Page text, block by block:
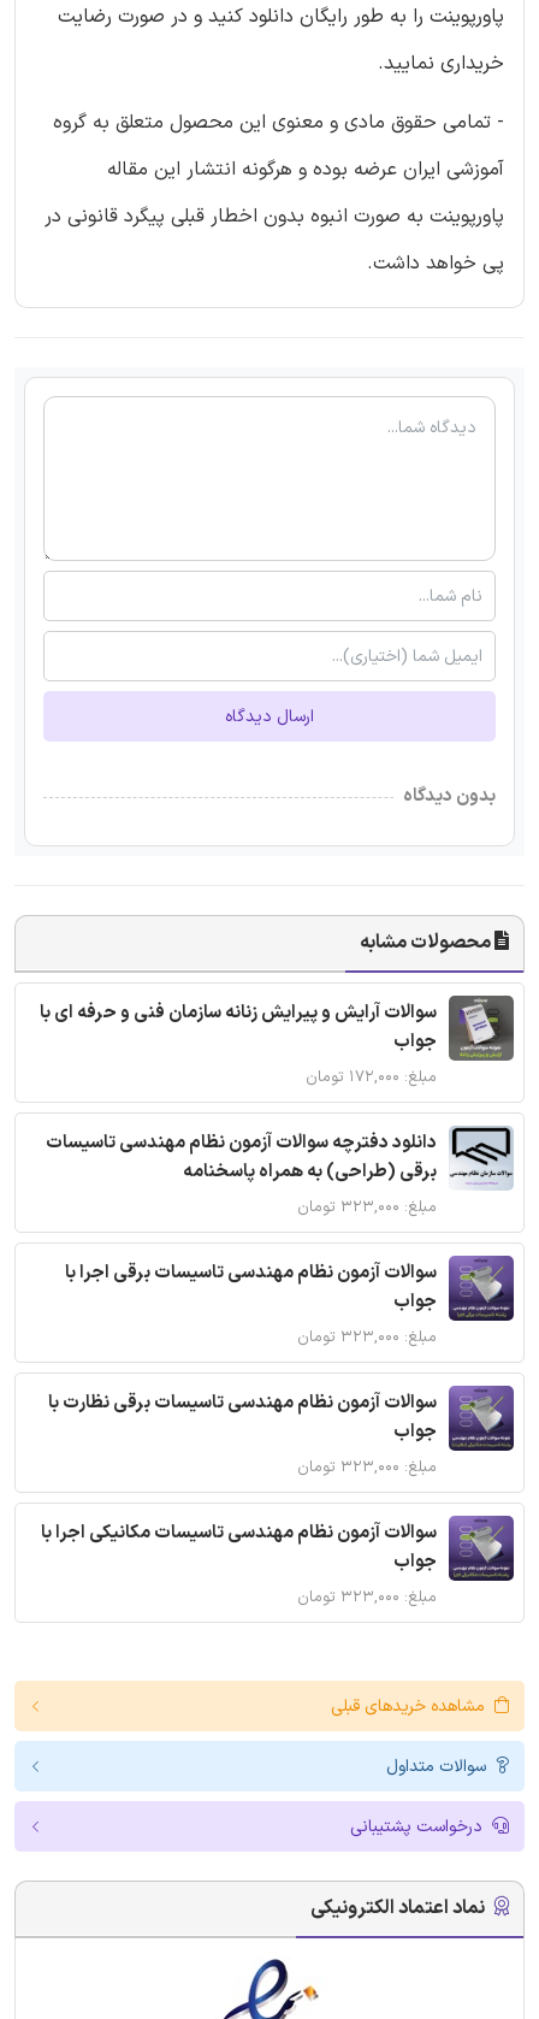
پاورپوینت را به طور رایگان دانلود کنید و در صورت رضایت
خریداری نمایید.
- تمامی حقوق مادی و معنوی این محصول متعلق به گروه
آموزشی ایران عرضه بوده و هرگونه انتشار این مقاله
پاورپوینت به صورت انبوه بدون اخطار قبلی پیگرد قانونی در
پی خواهد داشت.
ارسال دیدگاه
بدون دیدگاه
محصولات مشابه
سوالات آرایش و پیرایش زنانه سازمان فنی و حرفه ای با
جواب
مبلغ: ۱۷۲,۰۰۰ تومان
دانلود دفترچه سوالات آزمون نظام مهندسی تاسیسات
برقی (طراحی) به همراه پاسخنامه
مبلغ: ۳۲۳,۰۰۰ تومان
سوالات آزمون نظام مهندسی تاسیسات برقی اجرا با
جواب
مبلغ: ۳۲۳,۰۰۰ تومان
سوالات آزمون نظام مهندسی تاسیسات برقی نظارت با
جواب
مبلغ: ۳۲۳,۰۰۰ تومان
سوالات آزمون نظام مهندسی تاسیسات مکانیکی اجرا با
جواب
مبلغ: ۳۲۳,۰۰۰ تومان
مشاهده خریدهای قبلی
سوالات متداول
درخواست پشتیبانی
نماد اعتماد الکترونیکی